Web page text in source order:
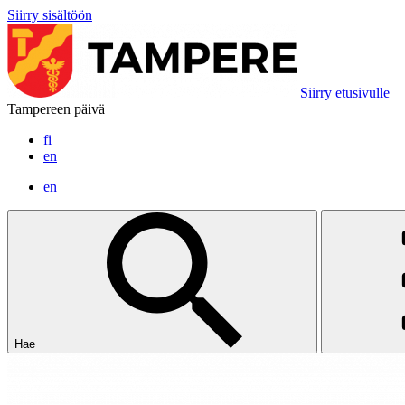
Siirry sisältöön
Siirry etusivulle
Tampereen päivä
fi
en
en
Hae